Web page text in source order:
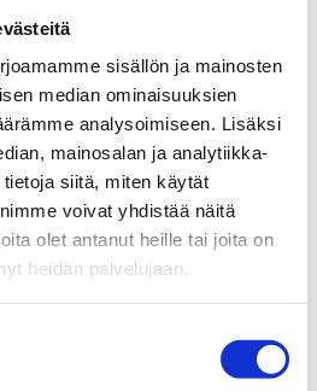
sisällön ja mainosten
median ominaisuuksien
analysoimiseen. Lisäksi
mainosalan ja analytiikka-
siitä, miten käytät
voivat yhdistää näitä
olet antanut heille tai joita on
heidän palvelujaan.
organisoitu kunnissa eri tavoin. Erot
sijais-huoltopaikkavalinnassa on
kasvokkain saatu tieto vai
pohjalta. Eroja on myös siinä,
vanhempien näkemyksillä on
siinä, miten paljon valintaa ohjaavat
hankintakäytännöt.
4336258